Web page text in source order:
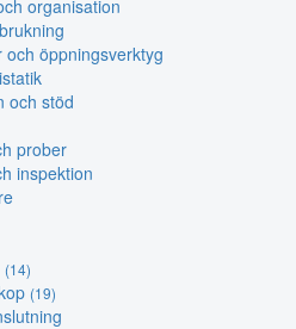
organisation
och öppningsverktyg
och stöd
prober
inspektion
(14)
(19)